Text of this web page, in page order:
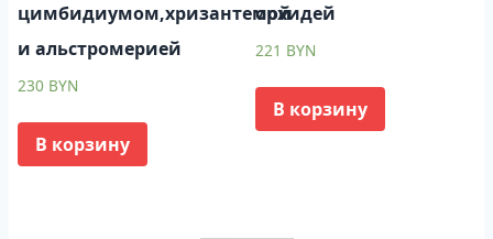
цимбидиумом,хризантемой
и альстромерией
230 BYN
В корзину
орхидей
221 BYN
В корзину